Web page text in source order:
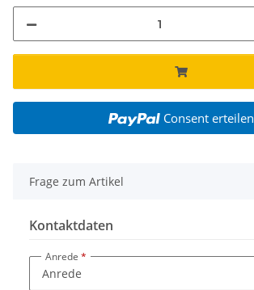
Consent erteilen
Frage zum Artikel
Kontaktdaten
Anrede